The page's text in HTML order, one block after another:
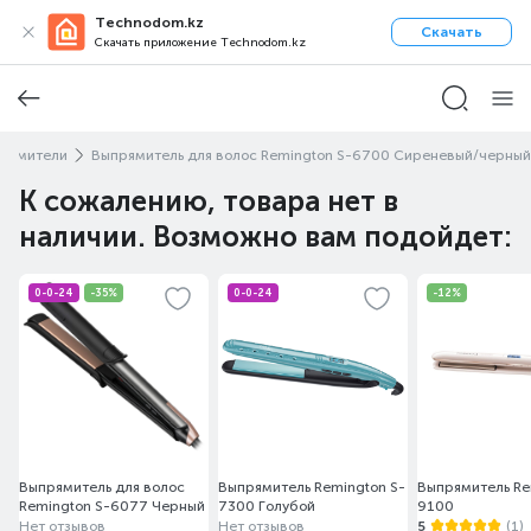
Technodom.kz
Скачать приложение Technodom.kz
Скачать
Выпрямитель для волос Remington S-6700 Сиреневый/черный
К сожалению, товара нет в
наличии. Возможно вам подойдет:
0-0-24 -35%
Выпрямитель для волос
Remington S-6077 Черный
Нет отзывов
0-0-24
Выпрямитель Remington S-
7300 Голубой
Нет отзывов
-12%
Выпрямитель
9100
5
(1)